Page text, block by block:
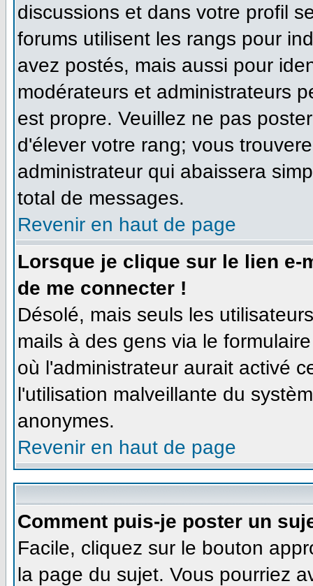
discussions et dans votre profil
forums utilisent les rangs pour
avez postés, mais aussi pour
modérateurs et administrateurs
est propre. Veuillez ne pas
d'élever votre rang; vous
administrateur qui abaissera
total de messages.
Revenir en haut de page
Lorsque je clique sur le lien e-
de me connecter !
Désolé, mais seuls les
mails à des gens via le
où l'administrateur aurait activé
l'utilisation malveillante du
anonymes.
Revenir en haut de page
Comment puis-je poster un
Facile, cliquez sur le bouton
la page du sujet. Vous pourriez